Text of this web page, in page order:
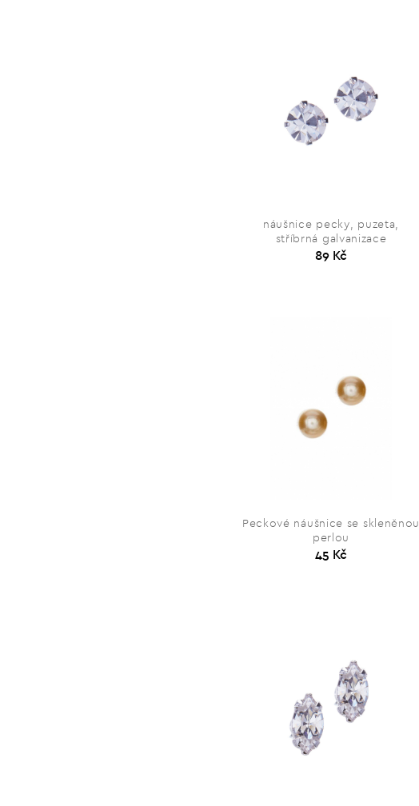
náušnice pecky, puzeta,
stříbrná galvanizace
89 Kč
Peckové náušnice se skleněnou
perlou
45 Kč